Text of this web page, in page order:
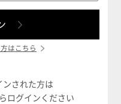
はこちら
された方は
ログインください